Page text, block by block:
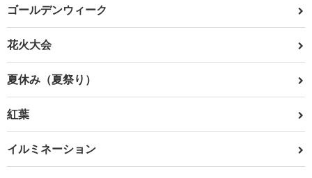
ゴールデンウィーク
花火大会
夏休み（夏祭り）
紅葉
イルミネーション